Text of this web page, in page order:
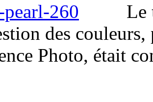
Le
des
Photo, était